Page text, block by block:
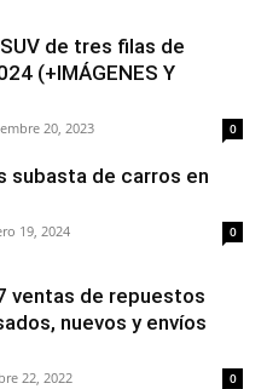
de tres filas de
(+IMÁGENES Y
20, 2023 0
subasta de carros en
19, 2024 0
ventas de repuestos
nuevos y envíos
22, 2022 0